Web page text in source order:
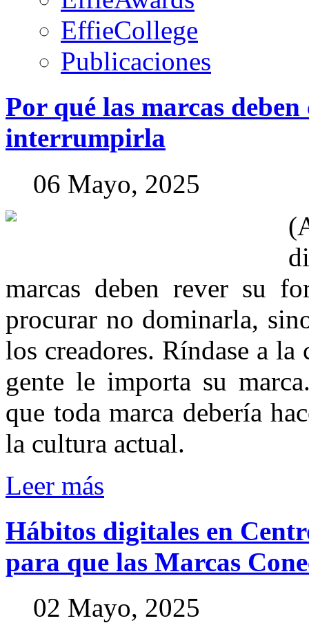
EffieCollege
Publicaciones
Por qué las marcas deben
interrumpirla
06 Mayo, 2025
marcas deben rever su
procurar no dominarla,
los creadores. Ríndase a
gente le importa su
que toda marca debería
la cultura actual.
Leer más
Hábitos digitales en
para que las Marcas
02 Mayo, 2025